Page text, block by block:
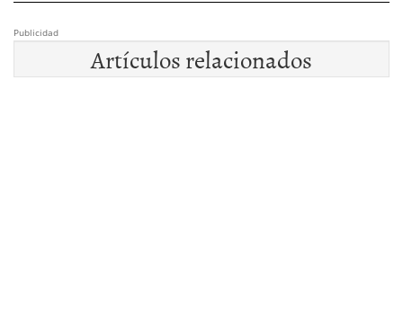
Publicidad
Artículos relacionados